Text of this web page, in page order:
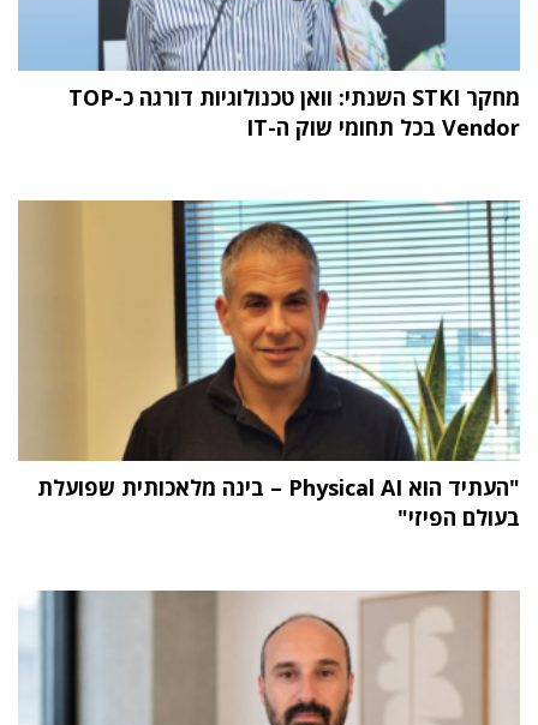
מחקר STKI השנתי: וואן טכנולוגיות דורגה כ-TOP
Vendor בכל תחומי שוק ה-IT
"העתיד הוא Physical AI – בינה מלאכותית שפועלת
בעולם הפיזי"